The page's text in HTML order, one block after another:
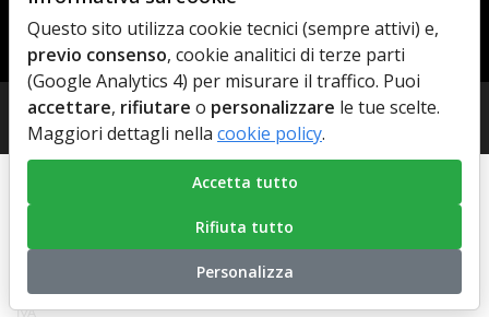
Elenco Farmaci AdCapital
MediacareFibra
© Copyright 2026 AdCapital S.r.L. - P.Iva: IT11372821006 -
Privacy Policy-Cookie Policy
Questo sito utilizza cookie tecnici (sempre attivi) e,
previo consenso, cookie analitici di terze parti
(Google Analytics 4) per misurare il traffico. Puoi
accettare, rifiutare o personalizzare le tue scelte.
Maggiori dettagli nella cookie policy.
Accetta tutto
Rifiuta tutto
Personalizza